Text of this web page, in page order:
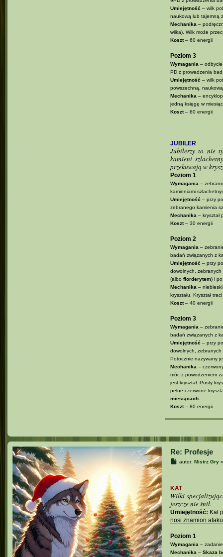
Umiejętność – wilk
naukową lub tajemną
Mechanika –
wilka). Wilk może
Koszt– 60 energii
Poziom 3
Wymagania –
PD z prowadzenia
Umiejętność – wilk
powszechną,
Mechanika –
jedną księgę w
Koszt– 60 energii
JUBILER
Jubilerzy to nie
kamieni
przekuwają w
Poziom 1
Wymagania –
kamieniami
Umiejętność – przy
zebranego kamienia
Mechanika – kryształ
Koszt– 30 energii
Poziom 2
Wymagania –
badań związanych z
Umiejętność – przy
dowolnych, zebranych
(albo fiorderytem) i
Mechanika –
kryształu. Kryształ
Koszt– 40 energii
Poziom 3
Wymagania –
badań związanych z
Umiejętność – przy
dowolnych, zebranych
Potocznie nazywany
Mechanika –
móc z powodzeniem
jest kryształ. Pusty
pełne czerwone
miesiącach.
Koszt– 80 energii
Re: Profesje
Pautor: Mistrz Gry
KAT
Wilki
jeszcze nie śnił.
Umiejętność: Kat
nosi znamion
Poziom 1
Wymagania– zadanie
Mechanika– Skaza